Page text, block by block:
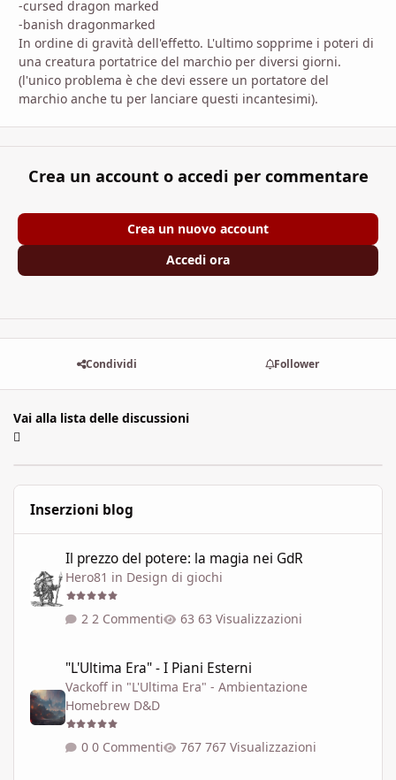
-cursed dragon marked
-banish dragonmarked
In ordine di gravità dell'effetto. L'ultimo sopprime i poteri di
una creatura portatrice del marchio per diversi giorni.
(l'unico problema è che devi essere un portatore del
marchio anche tu per lanciare questi incantesimi).
Crea un account o accedi per commentare
Crea un nuovo account
Accedi ora
Condividi Follower
Vai alla lista delle discussioni
Inserzioni blog
Il prezzo del potere: la magia nei GdR
Hero81 in Design di giochi
2 Commenti 63 Visualizzazioni
"L'Ultima Era" - I Piani Esterni
Vackoff in "L'Ultima Era" - Ambientazione
Homebrew D&D
0 Commenti 767 Visualizzazioni